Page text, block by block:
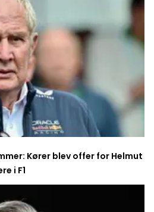
Kører blev offer for Helmut
i F1